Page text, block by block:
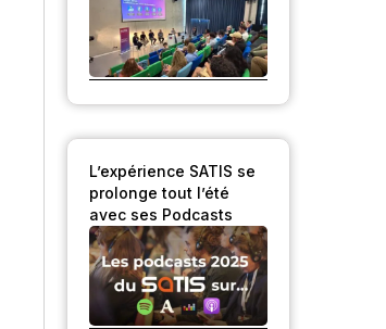
L’expérience SATIS se
prolonge tout l’été
avec ses Podcasts